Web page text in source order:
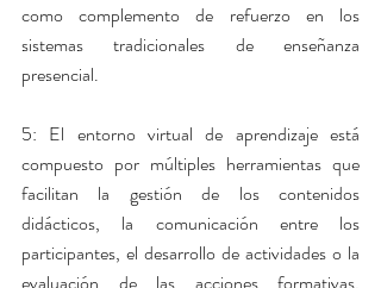
como complemento de refuerzo en los
sistemas tradicionales de enseñanza
presencial.
5: El entorno virtual de aprendizaje está
compuesto por múltiples herramientas que
facilitan la gestión de los contenidos
didácticos, la comunicación entre los
participantes, el desarrollo de actividades o la